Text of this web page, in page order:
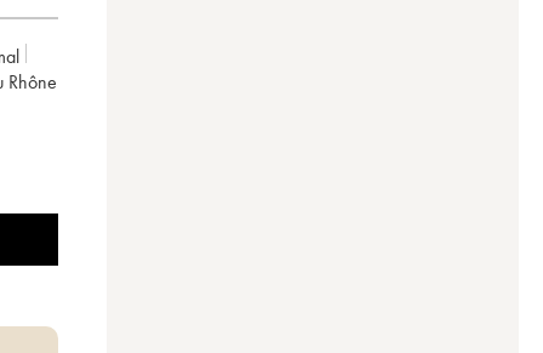
Rhône